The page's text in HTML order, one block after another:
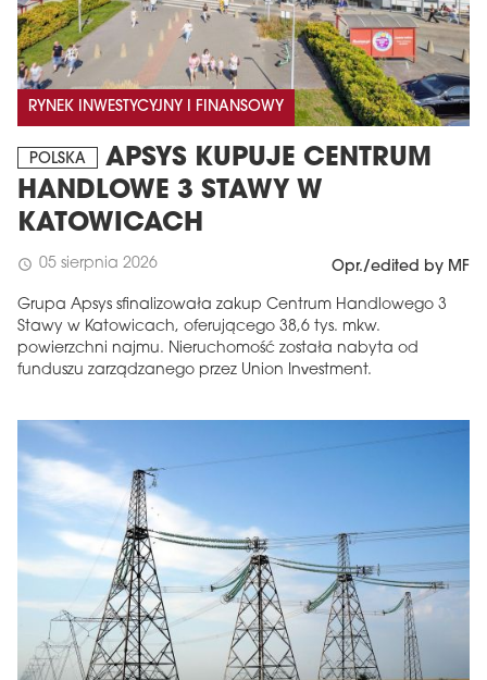
RYNEK INWESTYCYJNY I FINANSOWY
POLSKA
APSYS KUPUJE CENTRUM
HANDLOWE 3 STAWY W
KATOWICACH
schedule 05 sierpnia 2026 Opr./edited by MF
Grupa Apsys sfinalizowała zakup Centrum Handlowego 3
Stawy w Katowicach, oferującego 38,6 tys. mkw.
powierzchni najmu. Nieruchomość została nabyta od
funduszu zarządzanego przez Union Investment.